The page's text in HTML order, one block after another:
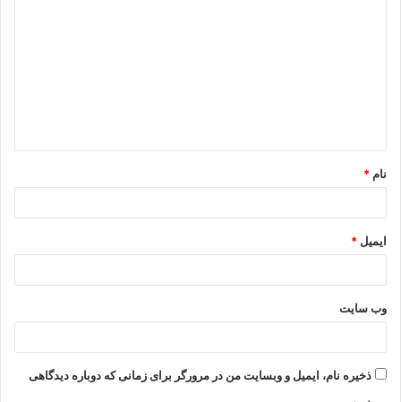
*
نام *
ایمیل *
وب‌ سایت
ذخیره نام، ایمیل و وبسایت من در مرورگر برای زمانی که دوباره دیدگاهی